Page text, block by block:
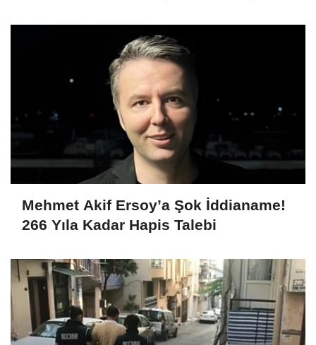
Mehmet Akif Ersoy’a Şok İddianame!
266 Yıla Kadar Hapis Talebi